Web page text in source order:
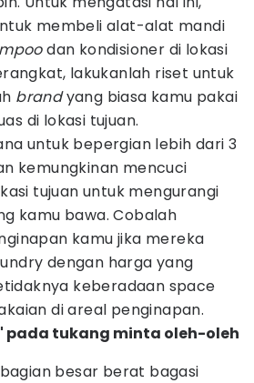
membeli alat-alat mandi
dan kondisioner di lokasi
lakukanlah riset untuk
brandyang biasa kamu pakai
di lokasi tujuan.
untuk bepergian lebih dari 3
kemungkinan mencuci
tujuan untuk mengurangi
kamu bawa. Cobalah
kamu jika mereka
dengan harga yang
keberadaan space
di areal penginapan.
pada tukang minta oleh-oleh
besar berat bagasi